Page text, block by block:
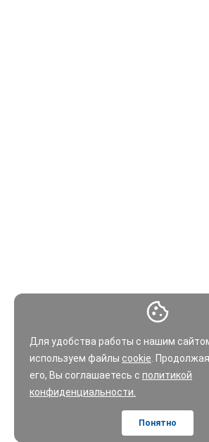
Для удобства работы с нашим
используем файлы cookie .
его, Вы соглашаетесь с политикой
конфиденциальности.
Понятно